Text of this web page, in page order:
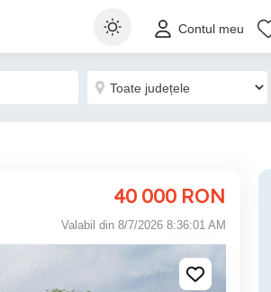
Contul meu
40 000 RON
Valabil din 8/7/2026 8:36:01 AM